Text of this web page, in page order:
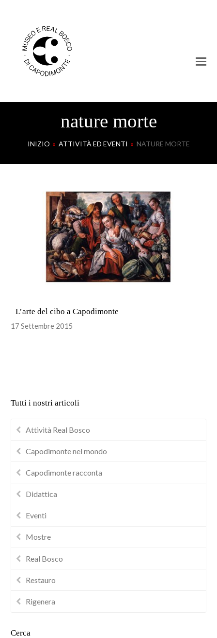
nature morte
INIZIO » ATTIVITÀ ED EVENTI » NATURE MORTE
L’arte del cibo a Capodimonte
17 Settembre 2015
Tutti i nostri articoli
Attività Real Bosco
Capodimonte nel mondo
Capodimonte racconta
Didattica
Eventi
Mostre
Real Bosco
Restauro
Rigenera
Cerca